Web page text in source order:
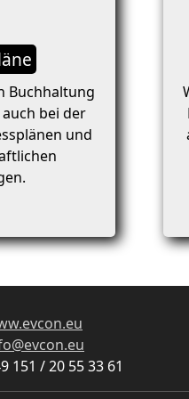
Buchhaltung
bei der
und
151 / 20 55 33 61